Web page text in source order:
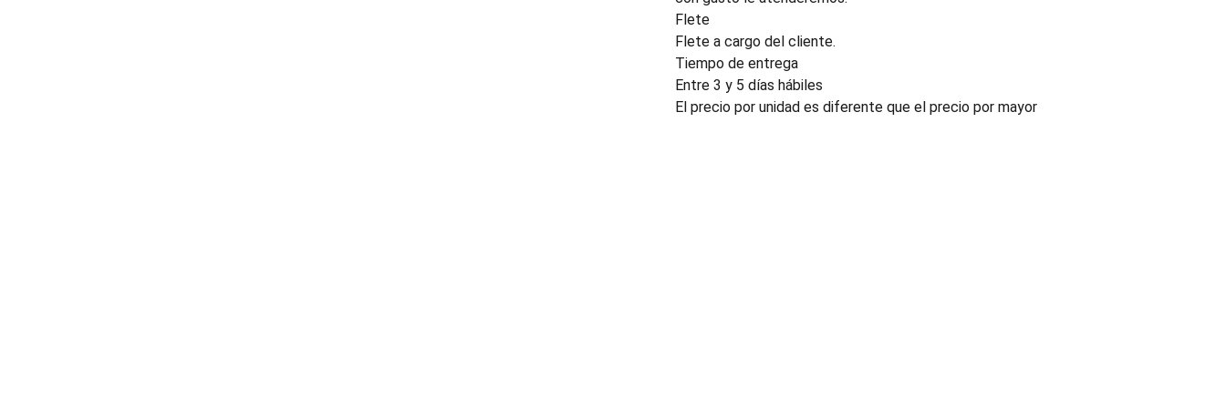
Flete
Flete a cargo del cliente.
Tiempo de entrega
Entre 3 y 5 días hábiles
El precio por unidad es diferente que el precio por mayor